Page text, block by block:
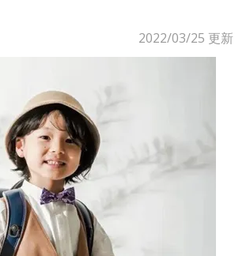
2022/03/25 更新